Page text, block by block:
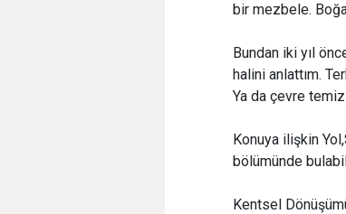
bir mezbele.
Bundan iki yıl
halini anlattım.
Ya da çevre
Konuya ilişkin
bölümünde
Kentsel